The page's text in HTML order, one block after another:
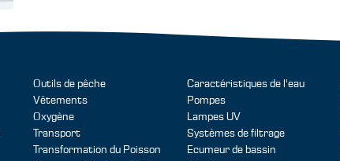
Outils de pêche
Vêtements
Oxygène
Transport
Transformation du Poisson
Caractéristiques de l'eau
Pompes
Lampes UV
Systèmes de filtrage
Ecumeur de bassin